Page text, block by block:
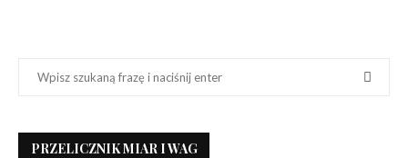
PRZELICZNIK MIAR I WAG